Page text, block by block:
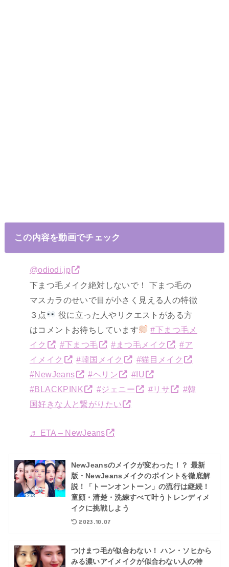
この内容を動画でチェック
@odiodi.jp
下まつ毛メイク絶対しないで！ 下まつ毛の
マスカラのせいで目が小さく見える人の特徴
３点
役に立った人やリクエストがある方
はコメントお待ちしています
#下まつ毛メ
イク
#下まつ毛 #まつ毛メイク
#ア
イメイク
#韓国メイク
#猫目メイク
#NewJeans
#ヘリン
#IU
#BLACKPINK
#ジェニー #リサ
#韓
国好きな人と繋がりたい
♬ ETA – NewJeans
NewJeansのメイクが変わった！？ 最新
版・NewJeansメイクのポイントを徹底解
説！「トーンオントーン」の流行は継続！
童顔・清楚・洗練すべて叶うトレンディメ
イクに挑戦しよう
2023.10.07
つけまつ毛が似合わない！ ハン・ソヒから
みる濃いアイメイクが似合わない人の特